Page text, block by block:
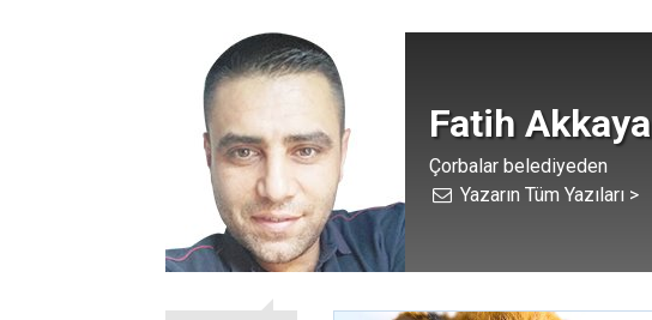
Fatih Akkaya
Çorbalar belediyeden
Yazarın Tüm Yazıları >